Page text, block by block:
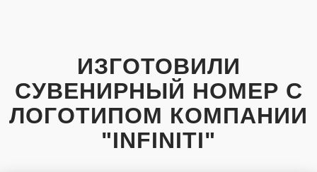
ИЗГОТОВИЛИ
СУВЕНИРНЫЙ НОМЕР С
ЛОГОТИПОМ КОМПАНИИ
"INFINITI"